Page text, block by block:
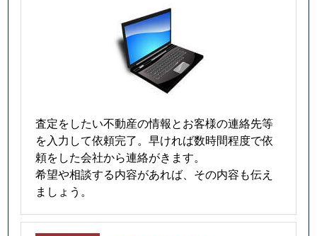
査定をしたい不動産の情報とお客様の連絡先等
を入力して依頼完了。早ければ数時間程度で依
頼をした会社から連絡がきます。
希望や相談する内容があれば、その内容も伝え
ましょう。